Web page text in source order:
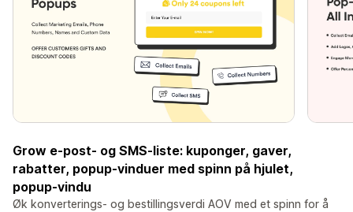
Grow e-post- og SMS-liste: kuponger, gaver,
rabatter, popup-vinduer med spinn på hjulet,
popup-vindu
Øk konverterings- og bestillingsverdi AOV med et spinn for å